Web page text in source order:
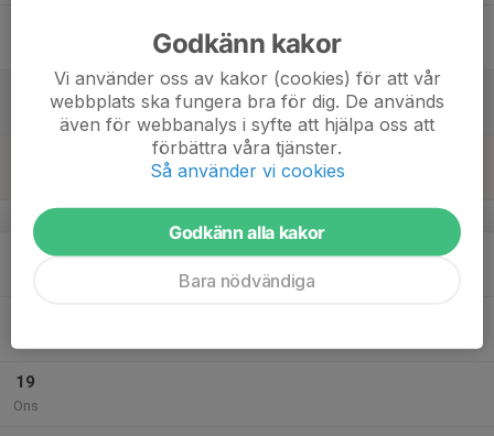
17
18:30
Träning Kyu (14+ år)
Åkerö Gymnastiksal
19
Ons
Godkänn kakor
Vi använder oss av kakor (cookies) för att vår
webbplats ska fungera bra för dig. De används
även för webbanalys i syfte att hjälpa oss att
förbättra våra tjänster.
Så använder vi cookies
Godkänn alla kakor
Bara nödvändiga